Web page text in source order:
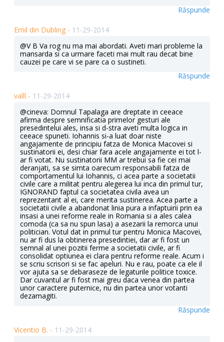
Răspunde
Emil din Dubling - 11-29-2014
@V B Va rog nu ma mai abordati. Aveti mari probleme la
mansarda si ca urmare faceti mai mult rau decat bine
cauzei pe care vi se pare ca o sustineti.
Răspunde
valll - 11-29-2014
@cineva: Domnul Tapalaga are dreptate in ceeace
afirma despre semnificatia primelor gesturi ale
presedintelui ales, insa si d-stra aveti multa logica in
ceeace spuneti. Iohannis si-a luat doar niste
angajamente de principiu fatza de Monica Macovei si
sustinatorii ei, desi chiar fara acele angajamente ei tot l-
ar fi votat. Nu sustinatorii MM ar trebui sa fie cei mai
deranjati, sa se simta oarecum responsabili fatza de
comportamentul lui Iohannis, ci acea parte a societatii
civile care a militat pentru alegerea lui inca din primul tur,
IGNORAND faptul ca societatea civila avea un
reprezentant al ei, care merita sustinerea. Acea parte a
societatii civile a abandonat linia pura a infaptuirii prin ea
insasi a unei reforme reale in Romania si a ales calea
comoda (ca sa nu spun lasa) a asezarii la remorca unui
politician. Votul dat in primul tur pentru Monica Macovei,
nu ar fi dus la obtinerea presedintiei, dar ar fi fost un
semnal al unei pozitii ferme a societatii civile, ar fi
consolidat optiunea ei clara pentru reforme reale. Acum i
se scriu scrisori si se fac apeluri. Nu e rau, poate ca ele il
vor ajuta sa se debaraseze de legaturile politice toxice.
Dar cuvantul ar fi fost mai greu daca venea din partea
unor caractere puternice, nu din partea unor votanti
dezamagiti.
Răspunde
Vicentio B. - 11-29-2014